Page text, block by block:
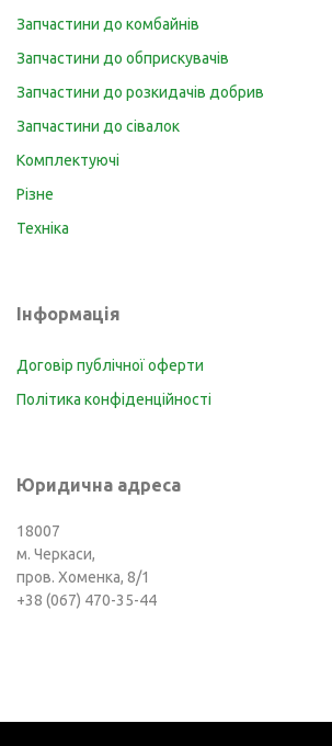
Запчастини до комбайнів
Запчастини до обприскувачів
Запчастини до розкидачів добрив
Запчастини до сівалок
Комплектуючі
Різне
Техніка
Інформація
Договір публічної оферти
Політика конфіденційності
Юридична адреса
18007
м. Черкаси,
пров. Хоменка, 8/1
+38 (067) 470-35-44